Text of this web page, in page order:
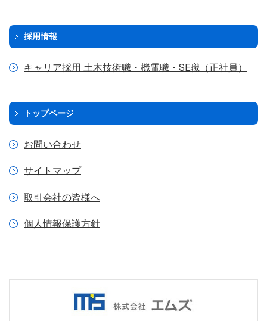
採用情報
キャリア採用 土木技術職・ 機電職・SE職（正社員）
トップページ
お問い合わせ
サイトマップ
取引会社の皆様へ
個人情報保護方針